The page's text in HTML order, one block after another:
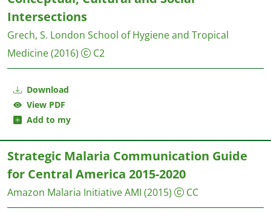
Download
View PDF
Add to my
Intersections
Grech, S. London School of Hygiene and Tropical
Medicine(2016) C2
Strategic Malaria Communication Guide
for Central America 2015-2020
Amazon Malaria Initiative AMI (2015) CC